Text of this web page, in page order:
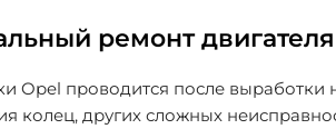
ремонт
Opel проводится после выработки
колец, других сложных